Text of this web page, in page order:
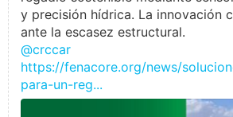
y precisión hídrica. La innovación
ante la escasez estructural.
@crccar
https://fenacore.org/news/
para-un-reg...